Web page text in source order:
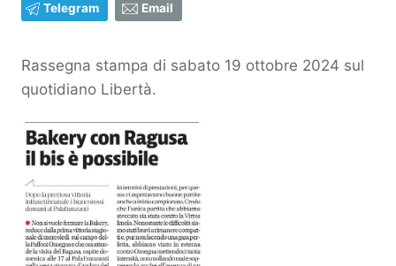
Telegram Email
Rassegna stampa di sabato 19 ottobre 2024 sul
quotidiano Libertà.